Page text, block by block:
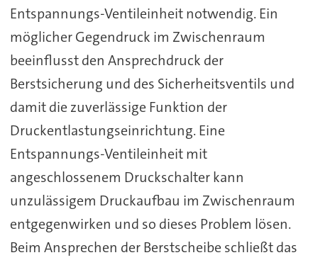
Entspannungs-Ventileinheit notwendig. Ein
möglicher Gegendruck im Zwischenraum
beeinflusst den Ansprechdruck der
Berstsicherung und des Sicherheitsventils und
damit die zuverlässige Funktion der
Druckentlastungseinrichtung. Eine
Entspannungs-Ventileinheit mit
angeschlossenem Druckschalter kann
unzulässigem Druckaufbau im Zwischenraum
entgegenwirken und so dieses Problem lösen.
Beim Ansprechen der Berstscheibe schließt das